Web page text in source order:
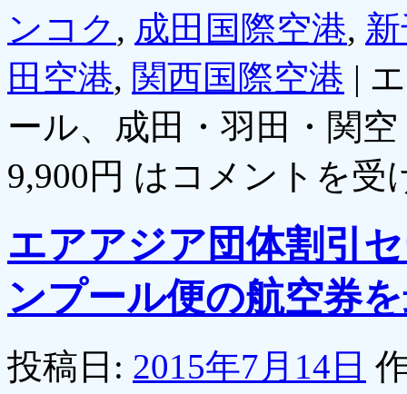
ンコク , 成田国際空港,
田空港, 関西国際空港 |
ール、成田・羽田・関
9,900円 は コメントを受
エアアジア団体割引
ンプール便の航空券
投稿日: 2015年7月14日